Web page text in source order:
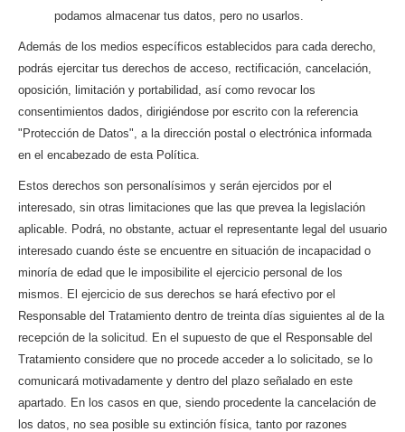
podamos almacenar tus datos, pero no usarlos.
Además de los medios específicos establecidos para cada derecho,
podrás ejercitar tus derechos de acceso, rectificación, cancelación,
oposición, limitación y portabilidad, así como revocar los
consentimientos dados, dirigiéndose por escrito con la referencia
"Protección de Datos", a la dirección postal o electrónica informada
en el encabezado de esta Política.
Estos derechos son personalísimos y serán ejercidos por el
interesado, sin otras limitaciones que las que prevea la legislación
aplicable. Podrá, no obstante, actuar el representante legal del usuario
interesado cuando éste se encuentre en situación de incapacidad o
minoría de edad que le imposibilite el ejercicio personal de los
mismos. El ejercicio de sus derechos se hará efectivo por el
Responsable del Tratamiento dentro de treinta días siguientes al de la
recepción de la solicitud. En el supuesto de que el Responsable del
Tratamiento considere que no procede acceder a lo solicitado, se lo
comunicará motivadamente y dentro del plazo señalado en este
apartado. En los casos en que, siendo procedente la cancelación de
los datos, no sea posible su extinción física, tanto por razones